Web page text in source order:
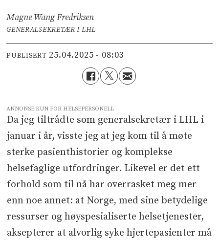
Magne Wang Fredriksen
GENERALSEKRETÆR I LHL
PUBLISERT 25.04.2025 - 08:03
ANNONSE KUN FOR HELSEPERSONELL
Da jeg tiltrådte som generalsekretær i LHL i
januar i år, visste jeg at jeg kom til å møte
sterke pasienthistorier og komplekse
helsefaglige utfordringer. Likevel er det ett
forhold som til nå har overrasket meg mer
enn noe annet: at Norge, med sine betydelige
ressurser og høyspesialiserte helsetjenester,
aksepterer at alvorlig syke hjertepasienter må